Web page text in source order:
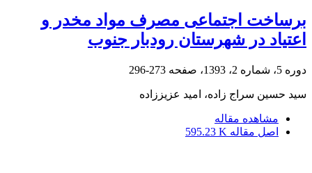
برساخت اجتماعی مصرف مواد مخدر و
اعتیاد در شهرستان رودبار جنوب
دوره 5، شماره 2، 1393، صفحه 273-296
سید حسین سراج زاده، امید عزیززاده
مشاهده مقاله
اصل مقاله 595.23 K